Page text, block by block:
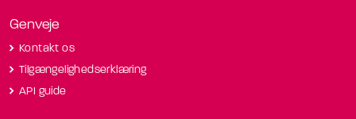
Genveje
Kontakt os
Tilgængelighedserklæring
API guide